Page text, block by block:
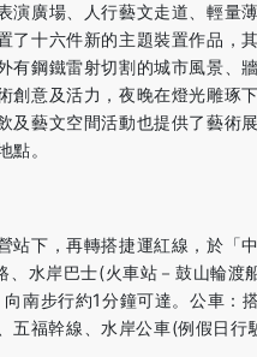
演廣場、人行藝文走道、輕量
了十六件新的主題裝置作品，
有鋼鐵雷射切割的城市風景、
創意及活力，夜晚在燈光雕琢
及藝文空間活動也提供了藝術
點。
站下，再轉搭捷運紅線，於「
、水岸巴士(火車站－鼓山輪渡
向南步行約1分鐘可達。公車
五福幹線、水岸公車(例假日行